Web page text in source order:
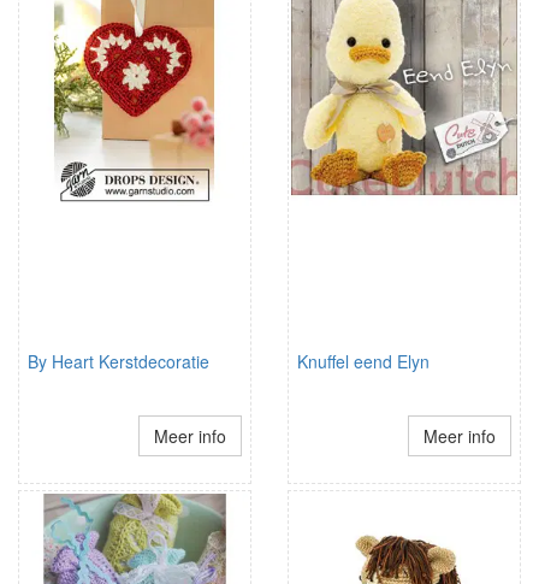
By Heart Kerstdecoratie
Meer info
Knuffel eend Elyn
Meer info